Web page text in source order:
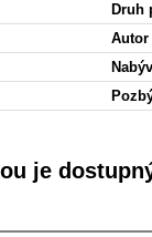
Druh
je